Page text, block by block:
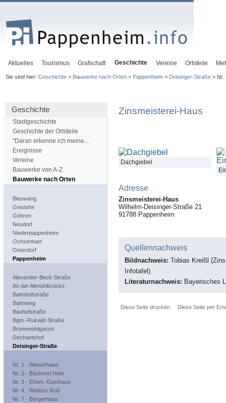
Aktuelles Tourismus Grafschaft Geschichte Vereine Ortsteile
Sie sind hier: Geschichte> Bauwerke nach Orten> Pappenheim> Deisinger-Straße> Nr.
Geschichte
Stadtgeschichte
Geschichte der Ortsteile
"Daran erkenne ich meine...
Ereignisse
Vereine
Bauwerke von A-Z
Bauwerke nach Orten
Bieswang
Geislohe
Göhren
Neudorf
Niederpappenheim
Ochsenhart
Osterdorf
Pappenheim
Alexander-Beck-Straße
An der Altmühlbrücke
Bahnhofstraße
Bahnweg
Bauhofstraße
Bgm.-Rukwid-Straße
Brunnmühlgasse
Dechantshof
Deisinger-Straße
Nr. 1 - Wieserhaus
Nr. 2 - Bäckerei Held
Nr. 3 - Ehem. Gasthaus
Nr. 4 - Weißes Roß
Nr. 7 - Bürgerhaus
Zinsmeisterei-Haus
Dachgiebel
Adresse
Zinsmeisterei-Haus
Wilhelm-Deisinger-Straße 21
91788 Pappenheim
Quellennachweis
Bildnachweis: Tobias Kreißl
Infotafel)
Literaturnachweis: Bayerisches
Diese Seite drucken Diese Seite per